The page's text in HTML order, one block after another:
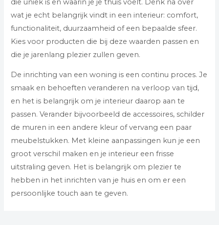
die uniek is en waarin je je thuis voelt. Denk na over
wat je echt belangrijk vindt in een interieur: comfort,
functionaliteit, duurzaamheid of een bepaalde sfeer.
Kies voor producten die bij deze waarden passen en
die je jarenlang plezier zullen geven.
De inrichting van een woning is een continu proces. Je
smaak en behoeften veranderen na verloop van tijd,
en het is belangrijk om je interieur daarop aan te
passen. Verander bijvoorbeeld de accessoires, schilder
de muren in een andere kleur of vervang een paar
meubelstukken. Met kleine aanpassingen kun je een
groot verschil maken en je interieur een frisse
uitstraling geven. Het is belangrijk om plezier te
hebben in het inrichten van je huis en om er een
persoonlijke touch aan te geven.